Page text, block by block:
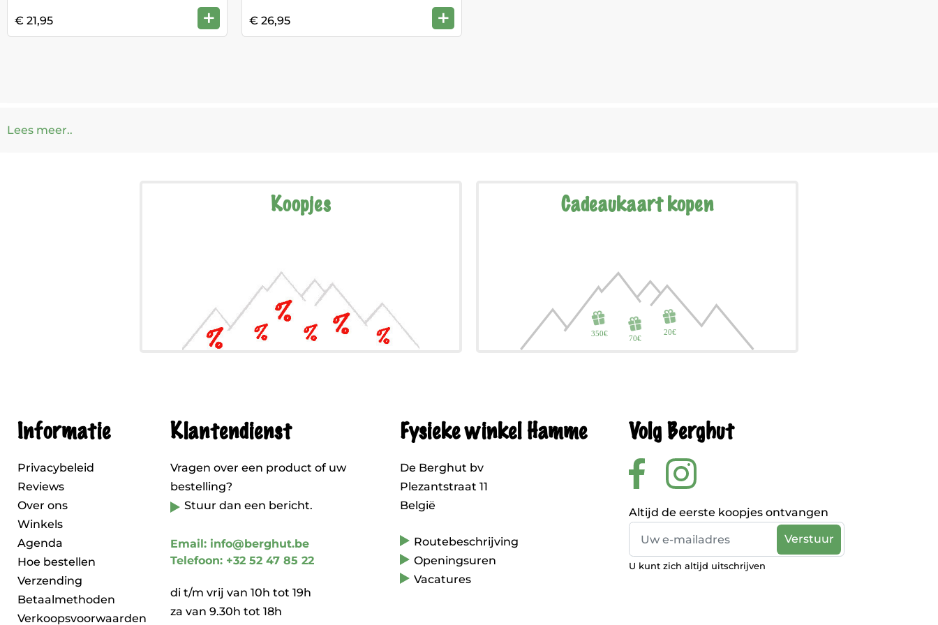
€ 21,95 + € 26,95 +
Lees meer..
Koopjes Cadeaukaart kopen
Informatie
Privacybeleid
Reviews
Over ons
Winkels
Agenda
Hoe bestellen
Verzending
Betaalmethoden
Verkoopsvoorwaarden
Klantendienst
Vragen over een product of uw
bestelling?
Stuur dan een bericht.
Email: info@berghut.be
Telefoon: +32 52 47 85 22
di t/m vrij van 10h tot 19h
za van 9.30h tot 18h
Fysieke winkel Hamme
De Berghut bv
Plezantstraat 11
België
Routebeschrijving
Openingsuren
Vacatures
Volg Berghut
Altijd de eerste koopjes ontvangen
U kunt zich altijd uitschrijven